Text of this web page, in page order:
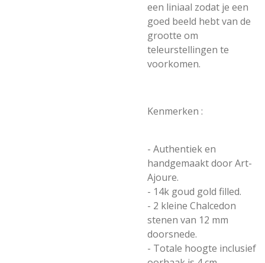
een liniaal zodat je een
goed beeld hebt van de
grootte om
teleurstellingen te
voorkomen.
Kenmerken :
- Authentiek en
handgemaakt door Art-
Ajoure.
- 14k goud gold filled.
- 2 kleine Chalcedon
stenen van 12 mm
doorsnede.
- Totale hoogte inclusief